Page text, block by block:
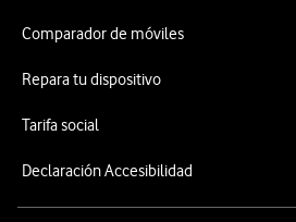
Comparador de móviles
Repara tu dispositivo
Tarifa social
Declaración Accesibilidad